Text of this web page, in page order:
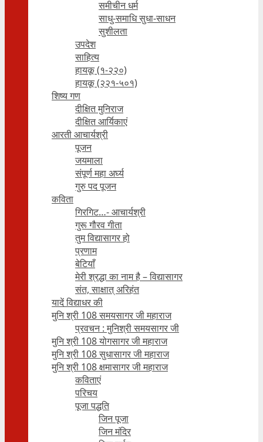
समीचीन धर्म
साधु-समाधि सुधा-साधन
सुशीलता
उपदेश
साहित्य
हायकू (१‍-२२०)
हायकू (२२१-५०१)
शिष्य गण
दीक्षित मुनिराज
दीक्षित आर्यिकाएं
आरती आचार्यश्री
पूजन
जयमाला
संपूर्ण महा अर्घ्य
गुरु पद पूजन
कविता
गिरगिट…- आचार्यश्री
गुरू गौरव गीता
तुम विद्यासागर हो
प्रणाम
बेटियाँ
मेरी श्रद्धा का नाम है – विद्यासागर
संत, साक्षात् अरिहंत
यादें विद्याधर की
मुनि श्री 108 समयसागर जी महाराज
प्रवचन : मुनिश्री समयसागर जी
मुनि श्री 108 योगसागर जी महाराज
मुनि श्री 108 सुधासागर जी महाराज
मुनि श्री 108 क्षमासागर जी महाराज
कविताएं
परिचय
पूजा पद्धति
जिन पूजा
जिन मंदिर